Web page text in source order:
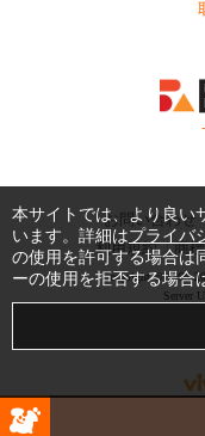
お問い合わせ
利用規約
商
Copyright © 1999-
Server
本サイトでは、より良い
います。詳細はプライバ
の使用を許可する場合は
ーの使用を拒否する場合